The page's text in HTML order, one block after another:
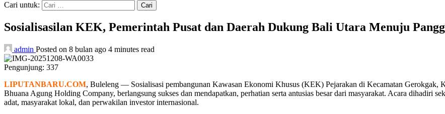
Cari untuk:
Sosialisasilan KEK, Pemerintah Pusat dan Daerah Dukung Bali Utara Menuju
admin Posted on 8 bulan ago 4 minutes read
Pengunjung: 337
LIPUTANBARU.COM, Buleleng — Sosialisasi pembangunan Kawasan Ekonomi Khusus (KEK) Pejarakan di Kecamatan Gerokgak,
Bhuana Agung Holding Company, berlangsung sukses dan mendapatkan, perhatian serta antusias besar dari masyarakat. Acara dihadiri
adat, masyarakat lokal, dan perwakilan investor internasional.